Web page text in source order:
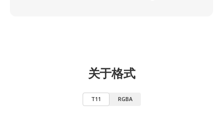
关于格式
T11 RGBA